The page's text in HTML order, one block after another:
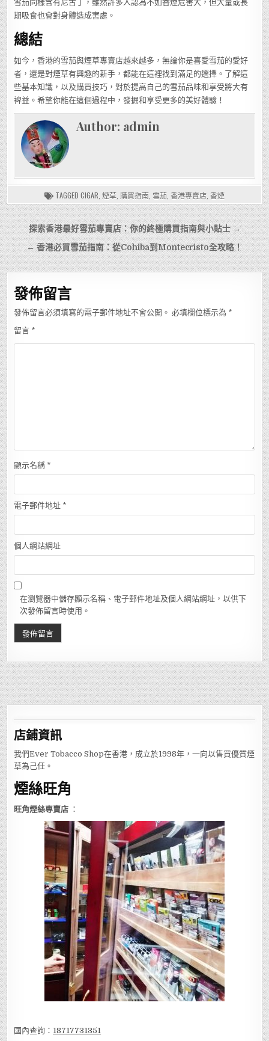
雪茄同樣含有尼古丁，雖然許多人認為不如香煙危害大，但大量或長
期吸食也會對身體造成害處。
總結
如今，香港的雪茄與煙草專賣店越來越多，無論你是喜愛雪茄的愛好
者，還是對煙草有興趣的新手，都能在這裡找到滿足的選擇。了解這
些基本知識，以及購買技巧，對於提高自己的雪茄品味和享受將大有
裨益。希望你能在這個過程中，發掘和享受更多的美好體驗！
Author: admin
TAGGED CIGAR 煙草 購買指南 雪茄 香港專賣店 香煙
文
章
導
覽
探索香港最好雪茄專賣店：你的終極購買指南與小貼士 →
← 香港必買雪茄指南：從Cohiba到Montecristo全攻略！
發佈留言
發佈留言必須填寫的電子郵件地址不會公開。 必填欄位標示為 *
留言 *
顯示名稱 *
電子郵件地址 *
個人網站網址
在瀏覽器中儲存顯示名稱、電子郵件地址及個人網站網址，以供下
次發佈留言時使用。
店鋪資訊
我們Ever Tobacco Shop在香港，成立於1998年，一向以售買優質煙
草為己任。
煙絲旺角
旺角煙絲專賣店 ：
國內查詢： 18717731351